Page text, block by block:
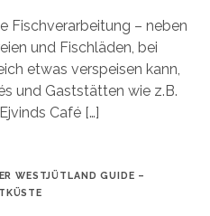
Fischverarbeitung – neben
und Fischläden, bei
etwas verspeisen kann,
und Gaststätten wie z.B.
Café […]
WESTJÜTLAND GUIDE –